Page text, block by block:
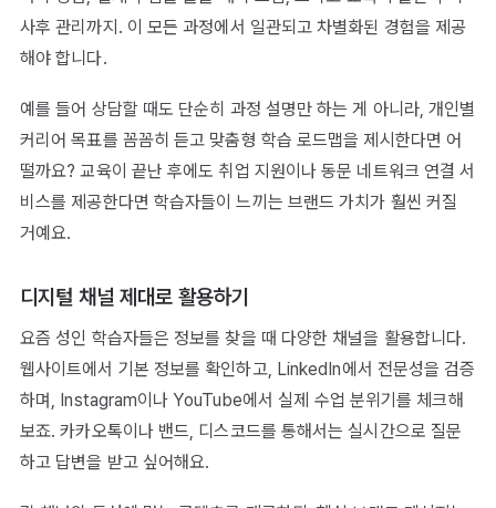
사후 관리까지. 이 모든 과정에서 일관되고 차별화된 경험을 제공
해야 합니다.
예를 들어 상담할 때도 단순히 과정 설명만 하는 게 아니라, 개인별
커리어 목표를 꼼꼼히 듣고 맞춤형 학습 로드맵을 제시한다면 어
떨까요? 교육이 끝난 후에도 취업 지원이나 동문 네트워크 연결 서
비스를 제공한다면 학습자들이 느끼는 브랜드 가치가 훨씬 커질
거예요.
디지털 채널 제대로 활용하기
요즘 성인 학습자들은 정보를 찾을 때 다양한 채널을 활용합니다.
웹사이트에서 기본 정보를 확인하고, LinkedIn에서 전문성을 검증
하며, Instagram이나 YouTube에서 실제 수업 분위기를 체크해
보죠. 카카오톡이나 밴드, 디스코드를 통해서는 실시간으로 질문
하고 답변을 받고 싶어해요.